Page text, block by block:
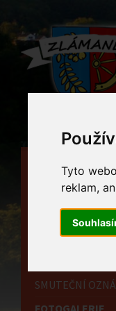
Tyto
reklam,
HLAVNÍ
OBECNÍ ÚŘAD
HISTORIE
INFORMAČNÍ
SMUTEČNÍ
FOTOGALERIE